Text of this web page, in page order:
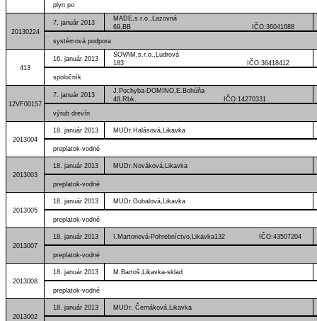
plyn po
20130224
7. január 2013
MADE,s.r.o.,Lazovná
69,BB IČO:36041688
systémová podpora
413
16. január 2013
SOVAM,s.r.o.,Ludrová
183 IČO:36418412
spoločník
12VF00157
7. január 2013
J.Pochyba-DOMINO,E.Bohúňa
48.Rbk. IČO:14270331
výrub drevín
2013004
18. január 2013 MUDr.Halásová,Likavka
preplatok-vodné
2013003
18. január 2013 MUDr.Nováková,Likavka
preplatok-vodné
2013005
18. január 2013 MUDr.Gubalová,Likavka
preplatok-vodné
2013007
18. január 2013 I.Martonová-Pohrebníctvo,Likavka132 IČO:43507204
preplatok-vodné
2013008
18. január 2013 M.Bartoš,Likavka-sklad
preplatok-vodné
2013002
18. január 2013 MUDr. Černáková,Likavka